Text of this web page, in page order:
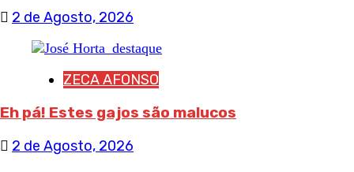
2 de Agosto, 2026
ZECA AFONSO
Eh pá! Estes gajos são malucos
2 de Agosto, 2026